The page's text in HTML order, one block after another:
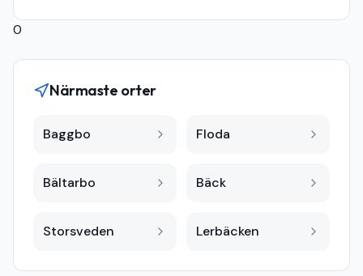
0
Närmaste orter
Baggbo Floda
Bältarbo Bäck
Storsveden Lerbäcken